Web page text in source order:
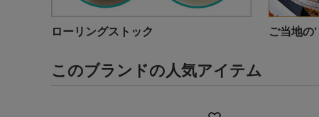
ローリングストック ご当地の
このブランドの人気アイテム